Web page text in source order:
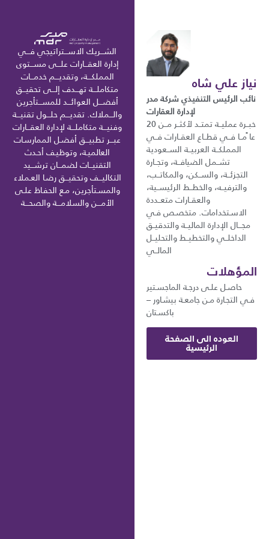
نياز علي شاه
نائب الرئيس التنفيذي شركة مدر
لإدارة العقارات
خبــرة عمليــة تمتــد لأكثــر مــن 20
عا ًمــا فــي قطــاع العقــارات فــي
المملكــة العربيــة الســعودية
تشــمل الضيافــة، وتجــارة
التجزئــة، والســكن، والمكاتــب،
والترفيــه، والخطــط الرئيســية،
والعقــارات متعــددة
الاسـتخدامات. متخصـص فـي
مجـــال الإدارة الماليــة والتدقيــق
الداخلــي والتخطيــط والتحليــل
المالــي
المؤهلات
حاصـل علـى درجـة الماجسـتير
فـي التجـارة مـن جامعـة بيشـاور –
باكسـتان
العوده الى الصفحة
الرئيسية
الشـــريك الاســـتراتيجي فـــي
إدارة العقـــارات علـــى مســـتوى
المملكـــة، وتقديـــم خدمـــات
متكاملـــة تهـــدف إلـــى تحقيـــق
أفضـــل العوائـــد للمســـتأجرين
والـــملاك. تقديـــم حلـــول تقنيـــة
وفنيـــة متكاملـــة لإدارة العقـــارات
عبـــر تطبيـــق أفضـل الممارسـات
العالميـة، وتوظيـف أحـدث
التقنيـــات لضمـــان ترشـــيد
التكاليـــف وتحقيـــق رضـا العـملاء
والمسـتأجرين، مـع الحفـاظ علـى
الأمـــن والسلامـــة والصحـــة